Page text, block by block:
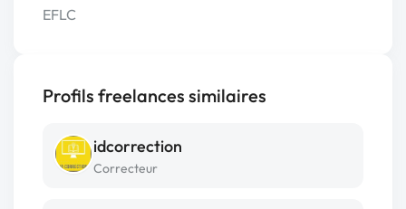
EFLC
Profils freelances similaires
idcorrection
Correcteur